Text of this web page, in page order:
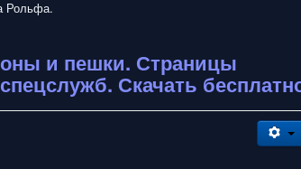
Рольфа.
и пешки. Страницы
Скачать